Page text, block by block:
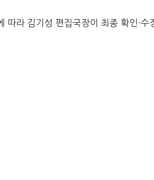
라 김기성 편집국장이 최종 확인·수